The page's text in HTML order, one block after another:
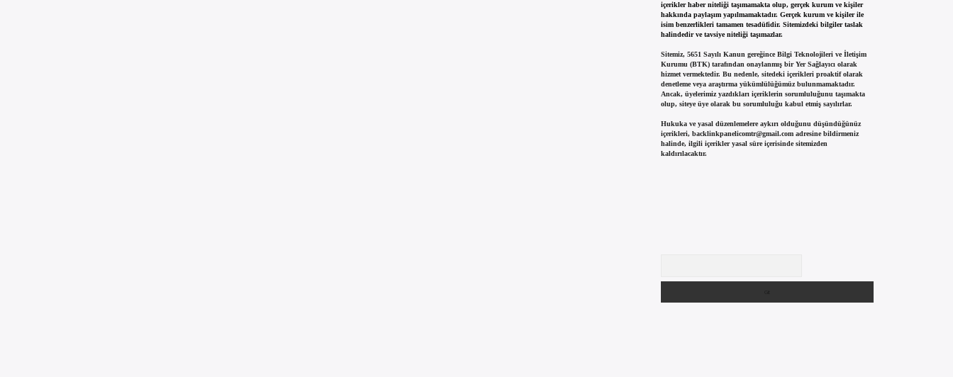
içerikler haber niteliği taşımamakta olup, gerçek kurum ve kişiler
hakkında paylaşım yapılmamaktadır. Gerçek kurum ve kişiler ile
isim benzerlikleri tamamen tesadüfidir. Sitemizdeki bilgiler taslak
halindedir ve tavsiye niteliği taşımazlar.
Sitemiz, 5651 Sayılı Kanun gereğince Bilgi Teknolojileri ve İletişim
Kurumu (BTK) tarafından onaylanmış bir Yer Sağlayıcı olarak
hizmet vermektedir. Bu nedenle, sitedeki içerikleri proaktif olarak
denetleme veya araştırma yükümlülüğümüz bulunmamaktadır.
Ancak, üyelerimiz yazdıkları içeriklerin sorumluluğunu taşımakta
olup, siteye üye olarak bu sorumluluğu kabul etmiş sayılırlar.
Hukuka ve yasal düzenlemelere aykırı olduğunu düşündüğünüz
içerikleri, backlinkpanelicomtr@gmail.comadresine bildirmeniz
halinde, ilgili içerikler yasal süre içerisinde sitemizden
kaldırılacaktır.